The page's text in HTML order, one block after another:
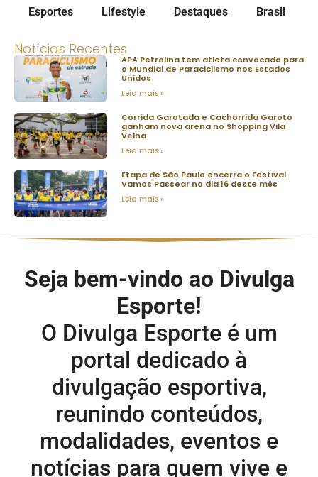
Esportes Lifestyle Destaques Brasil
Notícias Recentes
APA Petrolina tem atleta convocado para
o Mundial de Paraciclismo nos Estados
Unidos
Leia mais »
Corrida Garotada e Cachorrida Garoto
ganham nova arena no Shopping Vila
Velha
Leia mais »
Etapa de São Paulo encerra o Festival
Vamos Passear no dia 16 deste mês
Leia mais »
Seja bem-vindo ao Divulga
Esporte!
O Divulga Esporte é um
portal dedicado à
divulgação esportiva,
reunindo conteúdos,
modalidades, eventos e
notícias para quem vive e